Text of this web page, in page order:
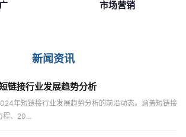
市场营销
新闻资讯
链接行业发展趋势分析
年短链接行业发展趋势分析的前沿动态。涵盖短链接
程、20...